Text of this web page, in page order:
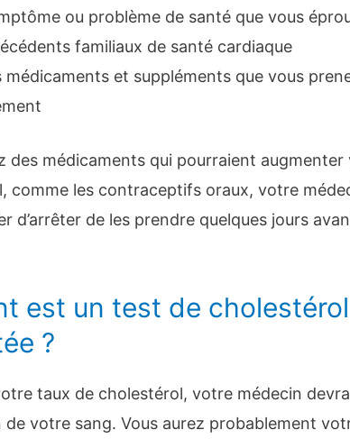
ou problème de santé que vous
familiaux de santé cardiaque
médicaments et suppléments que vous
des médicaments qui pourraient
comme les contraceptifs oraux, votre
d’arrêter de les prendre quelques jours
est un test de cholestérol
?
taux de cholestérol, votre médecin
de votre sang. Vous aurez probablement